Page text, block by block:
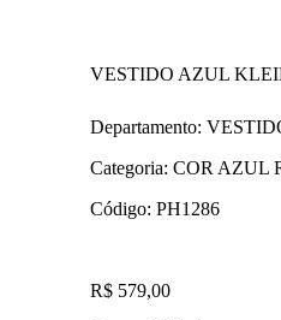
VESTIDO AZUL
Departamento:
Categoria: COR AZUL
Código: PH1286
R$ 579,00